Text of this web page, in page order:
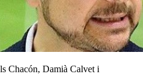
Chacón, Damià Calvet i